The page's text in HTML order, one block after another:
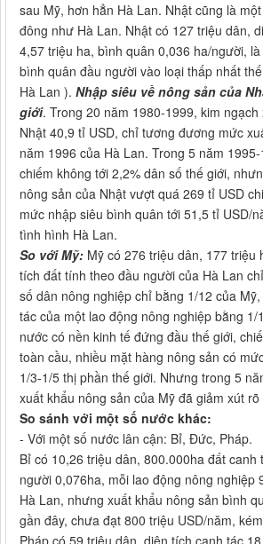
sau Mỹ, hơn hẳn Hà Lan. Nhật cũng là
đông như Hà Lan. Nhật có 127 triệu dân,
4,57 triệu ha, bình quân 0,036 ha/người,
bình quân đầu người vào loại thấp nhất
Hà Lan ). Nhập siêu về nông sản của
giới. Trong 20 năm 1980-1999, kim
Nhật 40,9 tỉ USD, chỉ tương đương mức
năm 1996 của Hà Lan. Trong 5 năm
chiếm không tới 2,2% dân số thế giới,
nông sản của Nhật vượt quá 269 tỉ USD
mức nhập siêu bình quân tới 51,5 tỉ USD/
tình hình Hà Lan.
So với Mỹ: Mỹ có 276 triệu dân, 177 triệu
tích đất tính theo đầu người của Hà Lan
số dân nông nghiệp chỉ bằng 1/12 của
tác của một lao động nông nghiệp bằng 1/
nước có nền kinh tế đứng đầu thế giới,
toàn cầu, nhiều mặt hàng nông sản có
1/3-1/5 thị phần thế giới. Nhưng trong 5
xuất khẩu nông sản của Mỹ đã giảm xút rõ
So sánh với một số nước khác:
- Với một số nước lân cận: Bỉ, Đức, Pháp.
Bỉ có 10,26 triệu dân, 800.000ha đất canh
người 0,076ha, mỗi lao động nông nghiệp
Hà Lan, nhưng xuất khẩu nông sản bình
gần đây, chưa đạt 800 triệu USD/năm,